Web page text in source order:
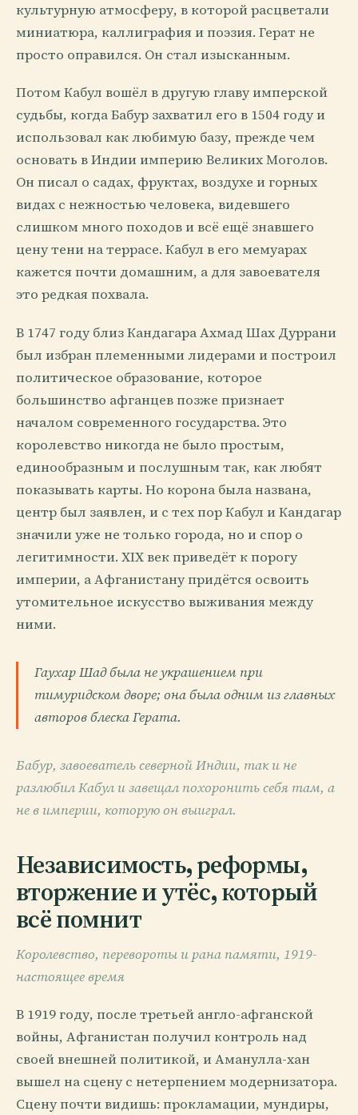
культурную атмосферу, в которой расцветали
миниатюра, каллиграфия и поэзия. Герат не
просто оправился. Он стал изысканным.
Потом Кабул вошёл в другую главу имперской
судьбы, когда Бабур захватил его в 1504 году и
использовал как любимую базу, прежде чем
основать в Индии империю Великих Моголов.
Он писал о садах, фруктах, воздухе и горных
видах с нежностью человека, видевшего
слишком много походов и всё ещё знавшего
цену тени на террасе. Кабул в его мемуарах
кажется почти домашним, а для завоевателя
это редкая похвала.
В 1747 году близ Кандагара Ахмад Шах Дуррани
был избран племенными лидерами и построил
политическое образование, которое
большинство афганцев позже признает
началом современного государства. Это
королевство никогда не было простым,
единообразным и послушным так, как любят
показывать карты. Но корона была названа,
центр был заявлен, и с тех пор Кабул и Кандагар
значили уже не только города, но и спор о
легитимности. XIX век приведёт к порогу
империи, а Афганистану придётся освоить
утомительное искусство выживания между
ними.
Гаухар Шад была не украшением при
тимуридском дворе; она была одним из главных
авторов блеска Герата.
Бабур, завоеватель северной Индии, так и не
разлюбил Кабул и завещал похоронить себя там, а
не в империи, которую он выиграл.
Независимость, реформы,
вторжение и утёс, который
всё помнит
Королевство, перевороты и рана памяти, 1919-
настоящее время
В 1919 году, после третьей англо-афганской
войны, Афганистан получил контроль над
своей внешней политикой, и Аманулла-хан
вышел на сцену с нетерпением модернизатора.
Сцену почти видишь: прокламации, мундиры,